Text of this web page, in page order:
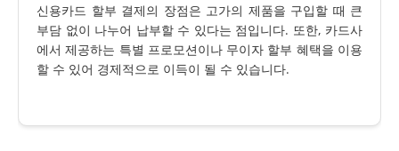
신용카드 할부 결제의 장점은 고가의 제품을 구입할 때 큰
부담 없이 나누어 납부할 수 있다는 점입니다. 또한, 카드사
에서 제공하는 특별 프로모션이나 무이자 할부 혜택을 이용
할 수 있어 경제적으로 이득이 될 수 있습니다.